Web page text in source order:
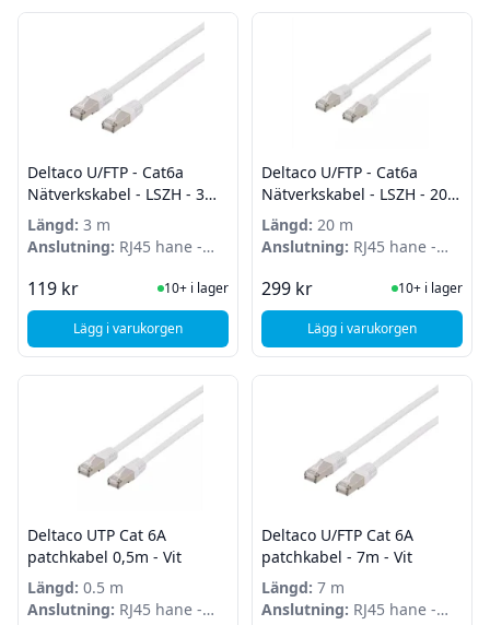
Deltaco U/FTP - Cat6a
Nätverkskabel - LSZH - 3m -
Vit
Längd: 3 m
Anslutning: RJ45 hane -
119 kr I Lager
10+ i lager
Lägg i varukorgen, Deltaco U/FTP - Cat6a Nätverkskabel - LSZH - 3m - Vit
Deltaco U/FTP - Cat6a
Nätverkskabel - LSZH - 20m
- Vit
Längd: 20 m
Anslutning: RJ45 hane -
299 kr I Lager
10+ i lager
Lägg i varukorgen
, Deltaco U/FTP -
Deltaco UTP Cat 6A
patchkabel 0,5m - Vit
Längd: 0.5 m
Anslutning: RJ45 hane -
Deltaco U/FTP Cat 6A
patchkabel - 7m - Vit
Längd: 7 m
Anslutning: RJ45 hane -